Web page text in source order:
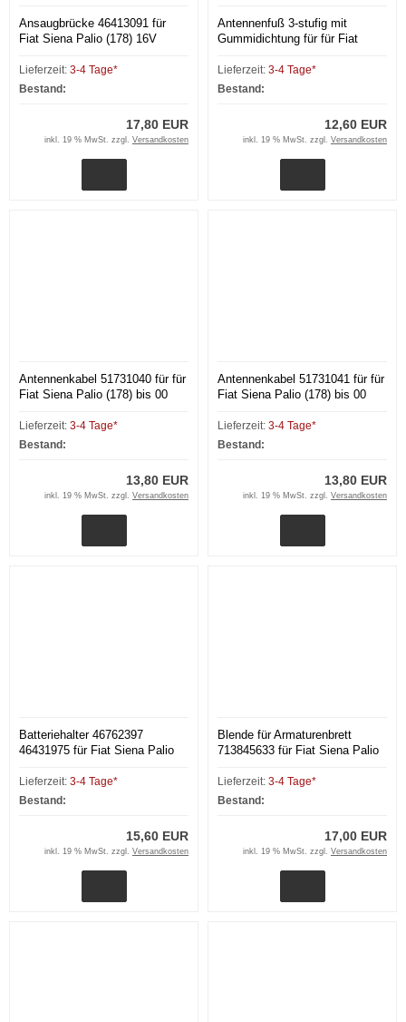
Ansaugbrücke 46413091 für
Fiat Siena Palio (178) 16V
Lieferzeit: 3-4 Tage*
Bestand:
17,80 EUR
inkl. 19 % MwSt. zzgl. Versandkosten
Antennenfuß 3-stufig mit
Gummidichtung für für Fiat
Lieferzeit: 3-4 Tage*
Bestand:
12,60 EUR
inkl. 19 % MwSt. zzgl. Versandkosten
Antennenkabel 51731040 für für
Fiat Siena Palio (178) bis 00
Lieferzeit: 3-4 Tage*
Bestand:
13,80 EUR
inkl. 19 % MwSt. zzgl. Versandkosten
Antennenkabel 51731041 für für
Fiat Siena Palio (178) bis 00
Lieferzeit: 3-4 Tage*
Bestand:
13,80 EUR
inkl. 19 % MwSt. zzgl. Versandkosten
Batteriehalter 46762397
46431975 für Fiat Siena Palio
Lieferzeit: 3-4 Tage*
Bestand:
15,60 EUR
inkl. 19 % MwSt. zzgl. Versandkosten
Blende für Armaturenbrett
713845633 für Fiat Siena Palio
Lieferzeit: 3-4 Tage*
Bestand:
17,00 EUR
inkl. 19 % MwSt. zzgl. Versandkosten